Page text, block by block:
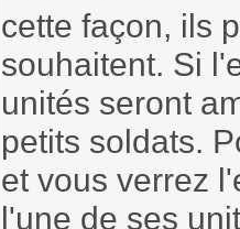
cette façon, ils
souhaitent. Si
unités seront
petits soldats.
et vous verrez
l'une de ses